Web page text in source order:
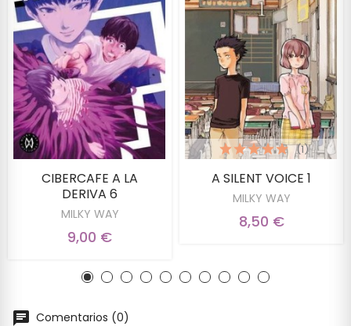
CIBERCAFE A LA
DERIVA 6
MILKY WAY
9,00 €
A SILENT VOICE 1
MILKY WAY
(1)
8,50 €
Comentarios (0)